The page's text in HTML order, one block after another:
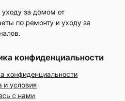
за домом от
по ремонту и уходу за
конфиденциальности
конфиденциальности
и условия
с нами